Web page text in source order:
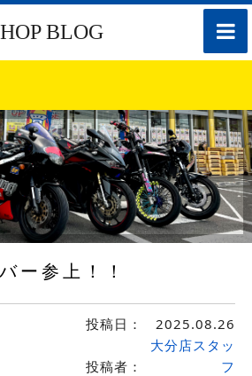
toggle
BLOG
ー参上！！
投稿日： 2025.08.26
投稿者：
大分店スタッ
フ